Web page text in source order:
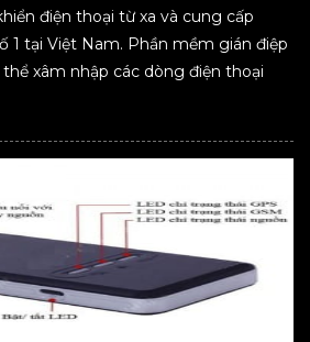
điện thoại từ xa và cung cấp
1 tại Việt Nam. Phần mềm gián điệp
xâm nhập các dòng điện thoại